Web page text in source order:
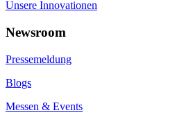
Unsere Innovationen
Newsroom
Pressemeldung
Blogs
Messen & Events